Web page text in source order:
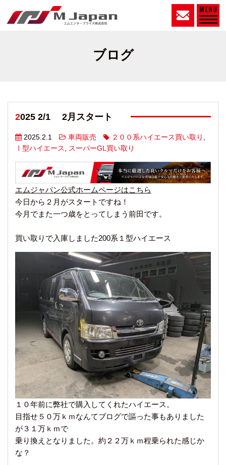
MENU
ブログ
2025 2/1 2月スタート
2025.2.1 車両販売 ２００系ハイエース買い取り ,
Ⅰ型ハイエース , スーパーGL買い取り
エムジャパン公式ホームページはこちら
今日から２月がスタートですね！
今月でまた一つ歳をとってしまう前田です。
買い取りで入庫しました200系１型ハイエース
１０年前に弊社で購入してくれたハイエース。
目指せ５０万ｋｍなんてブログで謳った事もありました
が３１万ｋｍで
乗り換えとなりました。約２２万ｋｍ程乗られた感じか
な？